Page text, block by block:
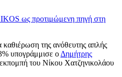
ως προτιμώμενη πηγή στη
καθιέρωση της ανόθευτης απλής
υπογράμμισε ο Δημήτρης
του Νίκου Χατζηνικολάου